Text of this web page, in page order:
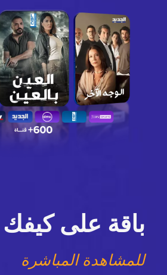
باقة على كيفك
للمشاهدة المباشرة